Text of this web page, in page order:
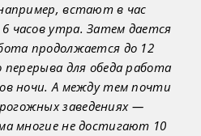
встают в час
часов утра. Затем дается
продолжается до 12
перерыва для обеда работа
ночи. А между тем почти
заведениях —
многие не достигают 10